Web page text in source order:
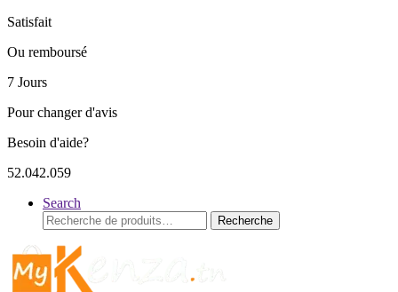
Satisfait
Ou remboursé
7 Jours
Pour changer d'avis
Besoin d'aide?
52.042.059
Search
Recherche
pour :
Recherche